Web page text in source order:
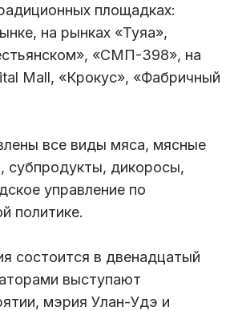
площадках:
на рынках «Туяа»,
«СМП-398», на
Mall, «Крокус», «Фабричный
все виды мяса, мясные
субпродукты, дикоросы,
управление по
политике.
состоится в двенадцатый
выступают
мэрия Улан-Удэ и